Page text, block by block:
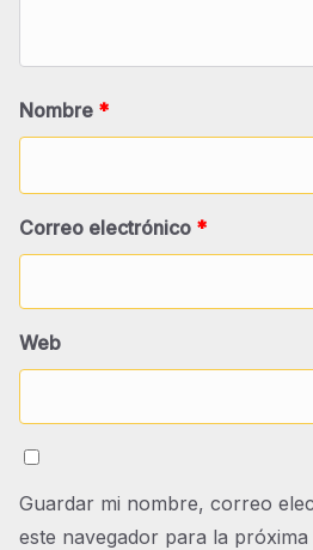
Nombre *
Correo electrónico *
Web
Guardar mi nombre, correo
este navegador para la